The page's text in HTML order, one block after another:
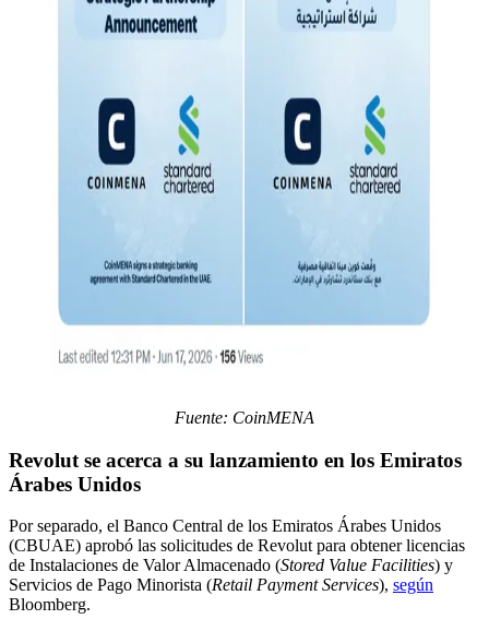
Fuente: CoinMENA
Revolut se acerca a su lanzamiento en los Emiratos
Árabes Unidos
Por separado, el Banco Central de los Emiratos Árabes Unidos
(CBUAE) aprobó las solicitudes de Revolut para obtener licencias
de Instalaciones de Valor Almacenado (Stored Value Facilities) y
Servicios de Pago Minorista (Retail Payment Services), según
Bloomberg.